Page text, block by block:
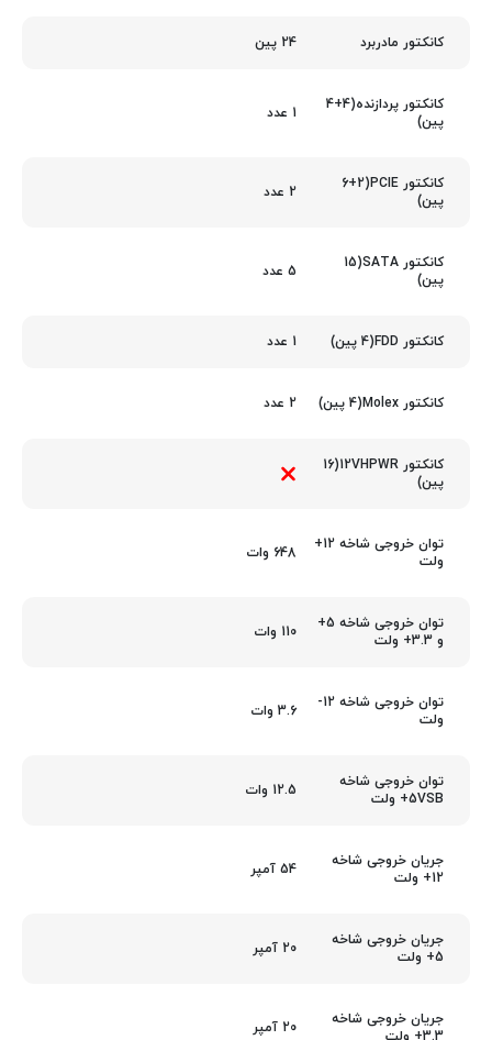
کانکتور مادربرد 24 پین
کانکتور پردازنده(4+4
پین)
1 عدد
کانکتور PCIE(6+2
پین)
2 عدد
کانکتور SATA(15
پین)
5 عدد
کانکتور FDD(4 پین) 1 عدد
کانکتور Molex(4 پین) 2 عدد
کانکتور 12VHPWR(16
پین)
توان خروجی شاخه 12+
ولت
648 وات
توان خروجی شاخه 5+
و 3.3+ ولت
110 وات
توان خروجی شاخه 12-
ولت
3.6 وات
توان خروجی شاخه
5VSB+ ولت
12.5 وات
جریان خروجی شاخه
12+ ولت
54 آمپر
جریان خروجی شاخه
5+ ولت
20 آمپر
جریان خروجی شاخه
20 آمپر